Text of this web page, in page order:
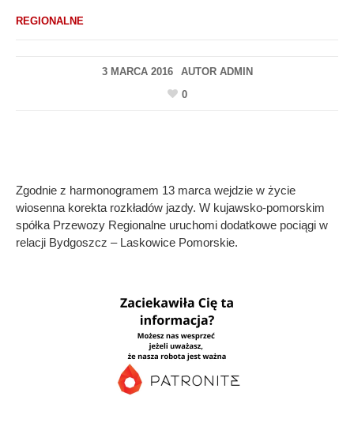
REGIONALNE
3 MARCA 2016 AUTOR ADMIN
0
Zgodnie z harmonogramem 13 marca wejdzie w życie
wiosenna korekta rozkładów jazdy. W kujawsko-pomorskim
spółka Przewozy Regionalne uruchomi dodatkowe pociągi w
relacji Bydgoszcz – Laskowice Pomorskie.